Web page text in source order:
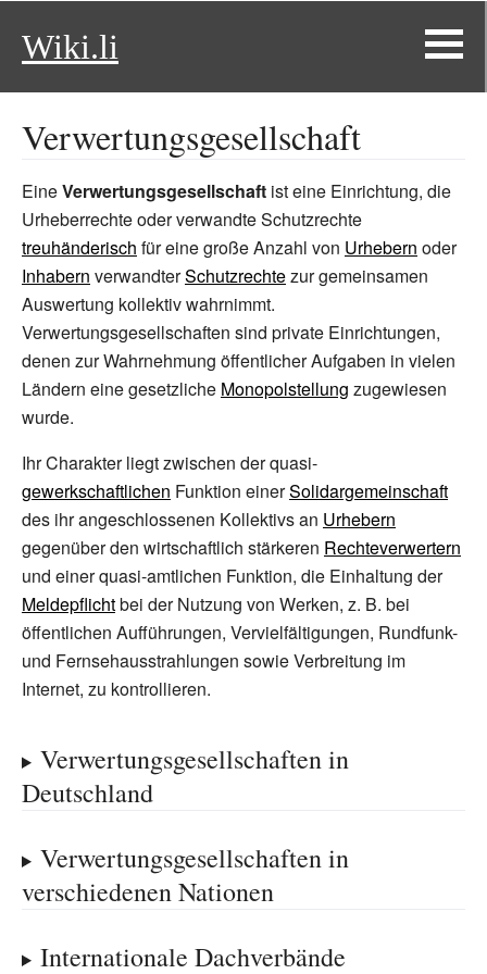
Wiki.li
Verwertungsgesellschaft
EineVerwertungsgesellschaft ist eine Einrichtung, die
Urheberrechte oder verwandte Schutzrechte
treuhänderisch für eine große Anzahl von Urhebern oder
Inhabern verwandterSchutzrechtezur gemeinsamen
Auswertung kollektiv wahrnimmt.
Verwertungsgesellschaften sind private Einrichtungen,
denen zur Wahrnehmung öffentlicher Aufgaben in vielen
Ländern eine gesetzliche Monopolstellung zugewiesen
wurde.
Ihr Charakter liegt zwischen der quasi-
gewerkschaftlichen Funktion einerSolidargemeinschaft
des ihr angeschlossenen Kollektivs an Urhebern
gegenüber den wirtschaftlich stärkeren Rechteverwertern
und einer quasi-amtlichen Funktion, die Einhaltung der
Meldepflichtbei der Nutzung von Werken, z. B. bei
öffentlichen Aufführungen, Vervielfältigungen, Rundfunk-
und Fernsehausstrahlungen sowie Verbreitung im
Internet, zu kontrollieren.
Verwertungsgesellschaften in
Deutschland
Verwertungsgesellschaften in
verschiedenen Nationen
Internationale Dachverbände